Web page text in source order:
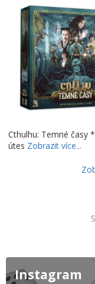
Cthulhu: Temné časy
útes Zobrazit více...
Instagram